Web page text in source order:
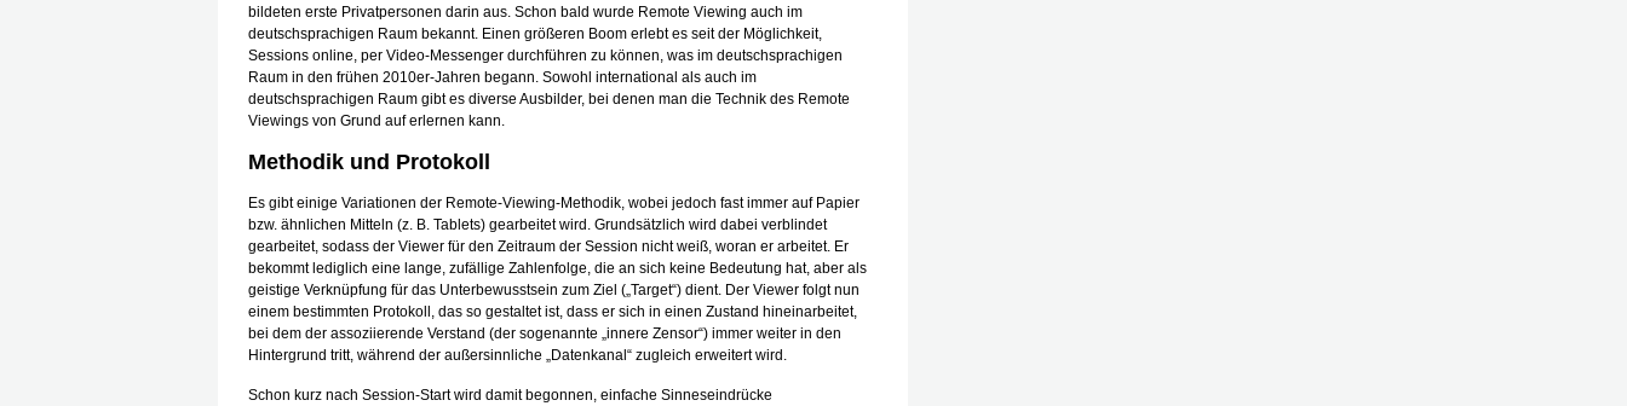
bildeten erste Privatpersonen darin aus. Schon bald wurde Remote Viewing auch im
deutschsprachigen Raum bekannt. Einen größeren Boom erlebt es seit der Möglichkeit,
Sessions online, per Video-Messenger durchführen zu können, was im deutschsprachigen
Raum in den frühen 2010er-Jahren begann. Sowohl international als auch im
deutschsprachigen Raum gibt es diverse Ausbilder, bei denen man die Technik des Remote
Viewings von Grund auf erlernen kann.
Methodik und Protokoll
Es gibt einige Variationen der Remote-Viewing-Methodik, wobei jedoch fast immer auf Papier
bzw. ähnlichen Mitteln (z. B. Tablets) gearbeitet wird. Grundsätzlich wird dabei verblindet
gearbeitet, sodass der Viewer für den Zeitraum der Session nicht weiß, woran er arbeitet. Er
bekommt lediglich eine lange, zufällige Zahlenfolge, die an sich keine Bedeutung hat, aber als
geistige Verknüpfung für das Unterbewusstsein zum Ziel („Target“) dient. Der Viewer folgt nun
einem bestimmten Protokoll, das so gestaltet ist, dass er sich in einen Zustand hineinarbeitet,
bei dem der assoziierende Verstand (der sogenannte „innere Zensor“) immer weiter in den
Hintergrund tritt, während der außersinnliche „Datenkanal“ zugleich erweitert wird.
Schon kurz nach Session-Start wird damit begonnen, einfache Sinneseindrücke